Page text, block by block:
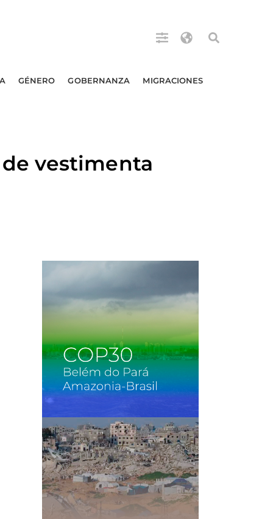
GÉNERO GOBERNANZA MIGRACIONES
de vestimenta